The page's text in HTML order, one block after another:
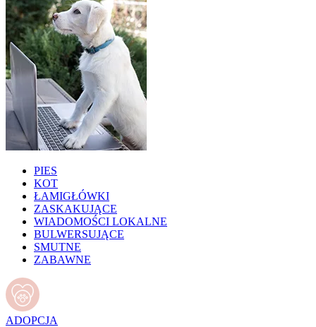
PIES
KOT
ŁAMIGŁÓWKI
ZASKAKUJĄCE
WIADOMOŚCI LOKALNE
BULWERSUJĄCE
SMUTNE
ZABAWNE
ADOPCJA